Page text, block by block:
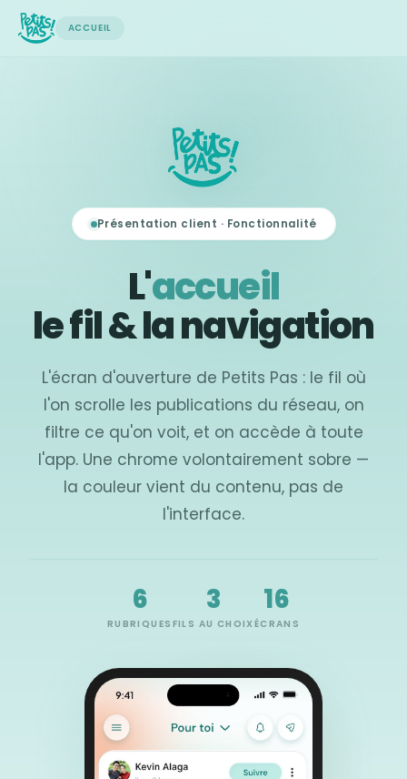
ACCUEIL
Présentation client · Fonctionnalité
L'accueil
le fil & la navigation
L'écran d'ouverture de Petits Pas : le fil où
l'on scrolle les publications du réseau, on
filtre ce qu'on voit, et on accède à toute
l'app. Une chrome volontairement sobre —
la couleur vient du contenu, pas de
l'interface.
6
RUBRIQUES
3
FILS AU CHOIX
16
ÉCRANS